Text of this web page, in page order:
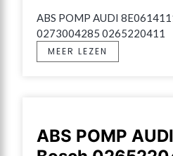
ABS POMP AUDI
0273004285 0265220411
MEER LEZEN
ABS POMP